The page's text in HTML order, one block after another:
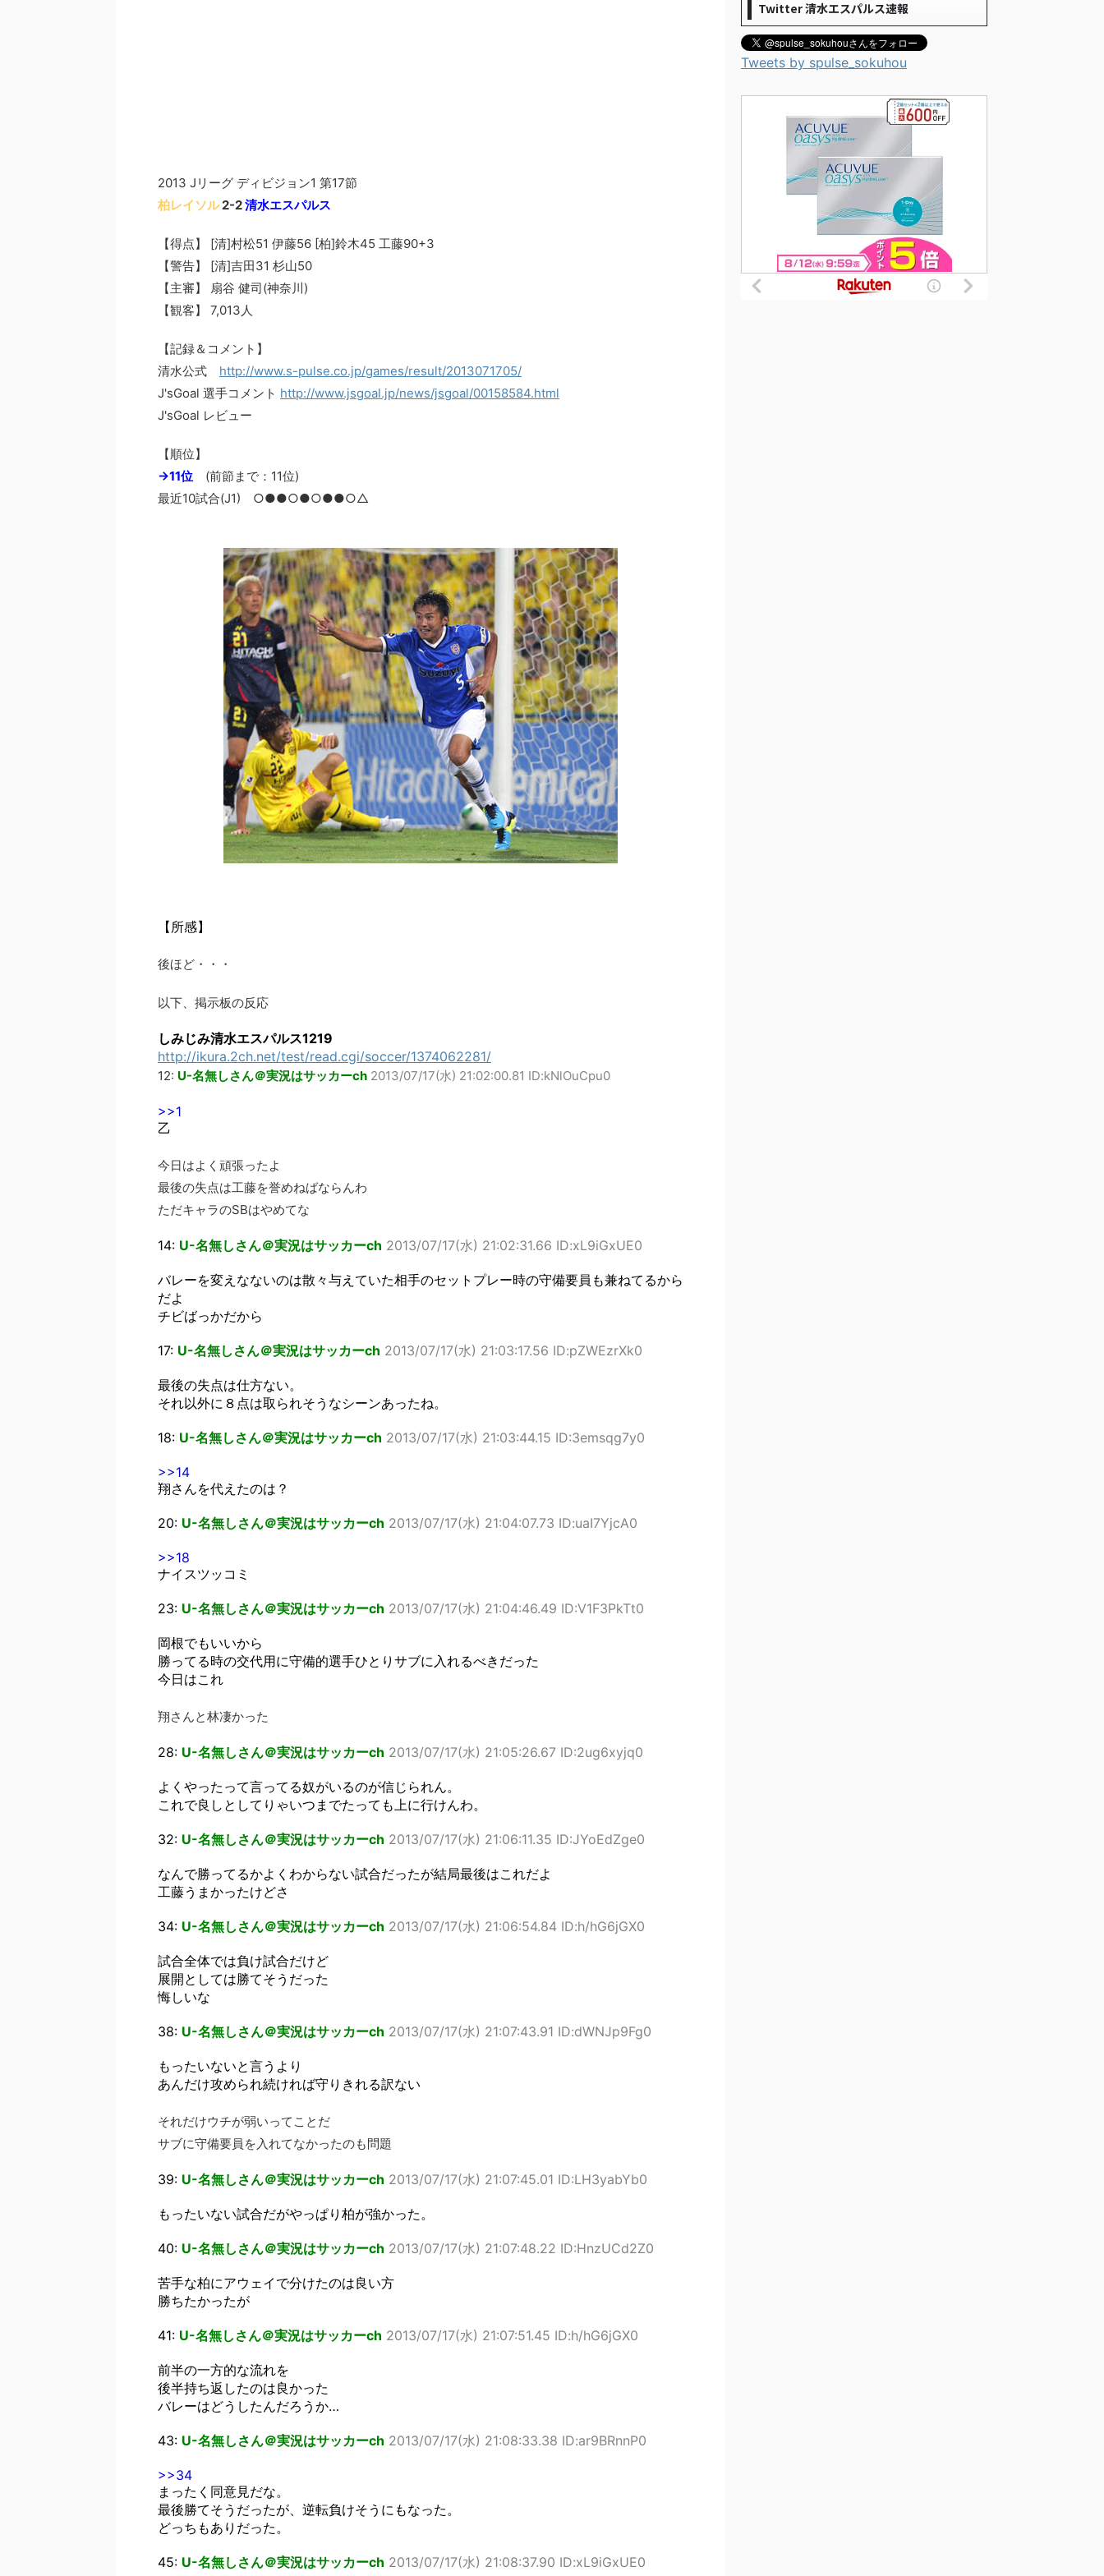
2013 Jリーグ ディビジョン1 第17節
柏レイソル2-2清水エスパルス
【得点】 [清]村松51 伊藤56 [柏]鈴木45 工藤90+3
【警告】 [清]吉田31 杉山50
【主審】 扇谷 健司(神奈川)
【観客】 7,013人
【記録＆コメント】
清水公式 http://www.s-pulse.co.jp/games/result/2013071705/
J'sGoal 選手コメント http://www.jsgoal.jp/news/jsgoal/00158584.html
J'sGoal レビュー
【順位】
→11位 (前節まで：11位)
最近10試合(J1) ○●●○●○●●○△
【所感】
後ほど・・・
以下、掲示板の反応
しみじみ清水エスパルス1219
http://ikura.2ch.net/test/read.cgi/soccer/1374062281/
12: U-名無しさん＠実況はサッカーch 2013/07/17(水) 21:02:00.81 ID:kNlOuCpu0
>>1
乙
今日はよく頑張ったよ
最後の失点は工藤を誉めねばならんわ
ただキャラのSBはやめてな
14: U-名無しさん＠実況はサッカーch 2013/07/17(水) 21:02:31.66 ID:xL9iGxUE0
バレーを変えなないのは散々与えていた相手のセットプレー時の守備要員も兼ねてるから
だよ
チビばっかだから
17: U-名無しさん＠実況はサッカーch 2013/07/17(水) 21:03:17.56 ID:pZWEzrXk0
最後の失点は仕方ない。
それ以外に８点は取られそうなシーンあったね。
18: U-名無しさん＠実況はサッカーch 2013/07/17(水) 21:03:44.15 ID:3emsqg7y0
>>14
翔さんを代えたのは？
20: U-名無しさん＠実況はサッカーch 2013/07/17(水) 21:04:07.73 ID:uaI7YjcA0
>>18
ナイスツッコミ
23: U-名無しさん＠実況はサッカーch 2013/07/17(水) 21:04:46.49 ID:V1F3PkTt0
岡根でもいいから
勝ってる時の交代用に守備的選手ひとりサブに入れるべきだった
今日はこれ
翔さんと林凄かった
28: U-名無しさん＠実況はサッカーch 2013/07/17(水) 21:05:26.67 ID:2ug6xyjq0
よくやったって言ってる奴がいるのが信じられん。
これで良しとしてりゃいつまでたっても上に行けんわ。
32: U-名無しさん＠実況はサッカーch 2013/07/17(水) 21:06:11.35 ID:JYoEdZge0
なんで勝ってるかよくわからない試合だったが結局最後はこれだよ
工藤うまかったけどさ
34: U-名無しさん＠実況はサッカーch 2013/07/17(水) 21:06:54.84 ID:h/hG6jGX0
試合全体では負け試合だけど
展開としては勝てそうだった
悔しいな
38: U-名無しさん＠実況はサッカーch 2013/07/17(水) 21:07:43.91 ID:dWNJp9Fg0
もったいないと言うより
あんだけ攻められ続ければ守りきれる訳ない
それだけウチが弱いってことだ
サブに守備要員を入れてなかったのも問題
39: U-名無しさん＠実況はサッカーch 2013/07/17(水) 21:07:45.01 ID:LH3yabYb0
もったいない試合だがやっぱり柏が強かった。
40: U-名無しさん＠実況はサッカーch 2013/07/17(水) 21:07:48.22 ID:HnzUCd2Z0
苦手な柏にアウェイで分けたのは良い方
勝ちたかったが
41: U-名無しさん＠実況はサッカーch 2013/07/17(水) 21:07:51.45 ID:h/hG6jGX0
前半の一方的な流れを
後半持ち返したのは良かった
バレーはどうしたんだろうか…
43: U-名無しさん＠実況はサッカーch 2013/07/17(水) 21:08:33.38 ID:ar9BRnnP0
>>34
まったく同意見だな。
最後勝てそうだったが、逆転負けそうにもなった。
どっちもありだった。
45: U-名無しさん＠実況はサッカーch 2013/07/17(水) 21:08:37.90 ID:xL9iGxUE0
Twitter 清水エスパルス速報
Tweets by spulse_sokuhou